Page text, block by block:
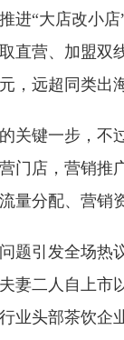
进“大店改小
直营、加盟双
，远超同类出
关键一步，不
门店，营销推
量分配、营销
题引发全场
妻二人自上市
业头部茶饮企